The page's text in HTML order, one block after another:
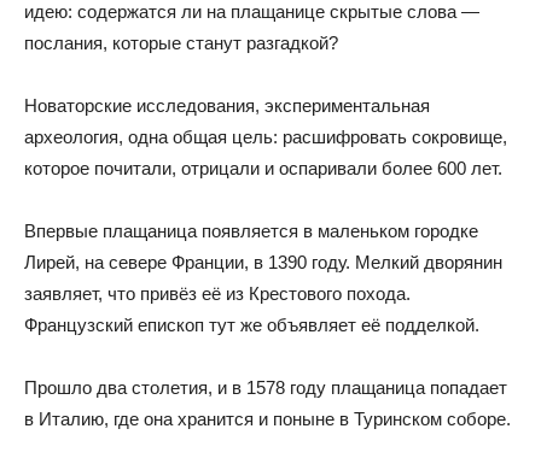
идею: содержатся ли на плащанице скрытые слова —
послания, которые станут разгадкой?
Новаторские исследования, экспериментальная
археология, одна общая цель: расшифровать сокровище,
которое почитали, отрицали и оспаривали более 600 лет.
Впервые плащаница появляется в маленьком городке
Лирей, на севере Франции, в 1390 году. Мелкий дворянин
заявляет, что привёз её из Крестового похода.
Французский епископ тут же объявляет её подделкой.
Прошло два столетия, и в 1578 году плащаница попадает
в Италию, где она хранится и поныне в Туринском соборе.